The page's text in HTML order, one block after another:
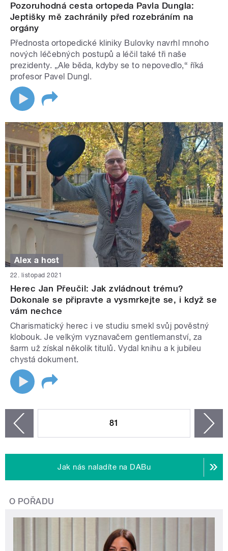
Pozoruhodná cesta ortopeda Pavla Dungla:
Jeptišky mě zachránily před rozebráním na
orgány
Přednosta ortopedické kliniky Bulovky navrhl mnoho
nových léčebných postupů a léčil také tři naše
prezidenty. „Ale běda, kdyby se to nepovedlo,“ říká
profesor Pavel Dungl.
Alex a host
22. listopad 2021
Herec Jan Přeučil: Jak zvládnout trému?
Dokonale se připravte a vysmrkejte se, i když se
vám nechce
Charismatický herec i ve studiu smekl svůj pověstný
klobouk. Je velkým vyznavačem gentlemanství, za
šarm už získal několik titulů. Vydal knihu a k jubileu
chystá dokument.
81
Jak nás naladíte na DABu
O POŘADU